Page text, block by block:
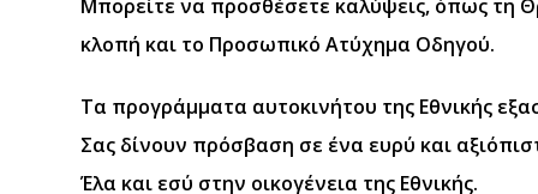
Μπορείτε να προσθέσετε καλύψεις, όπως τη
κλοπή και το Προσωπικό Ατύχημα Οδηγού.
Τα προγράμματα αυτοκινήτου της Εθνικής
Σας δίνουν πρόσβαση σε ένα ευρύ και
Έλα και εσύ στην οικογένεια της Εθνικής.